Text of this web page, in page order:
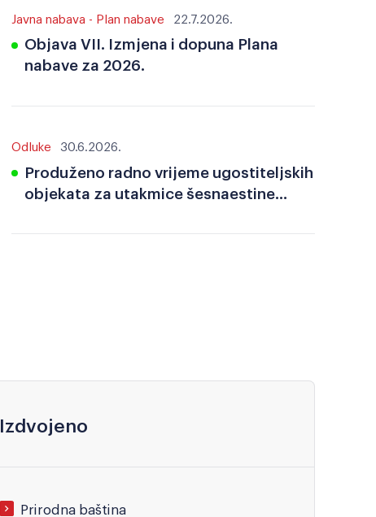
Javna nabava - Plan nabave 22.7.2026.
Objava VII. Izmjena i dopuna Plana
nabave za 2026.
Odluke 30.6.2026.
Produženo radno vrijeme ugostiteljskih
objekata za utakmice šesnaestine
prvenstva 2026.
Izdvojeno
Prirodna baština